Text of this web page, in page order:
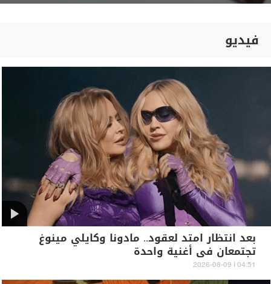
فيديو
بعد انتظار امتد لعقود.. مادونا وكايلي مينوغ
تجتمعان في أغنية واحدة
04:51 | 2026-08-09